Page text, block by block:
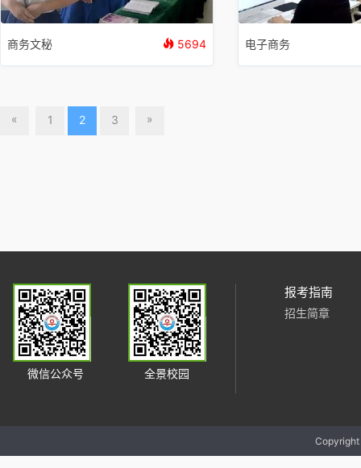
商务文秘 5694 电子商务
« 1 2 3 »
微信公众号 全景校园
报考指南
招生简章
Copyright